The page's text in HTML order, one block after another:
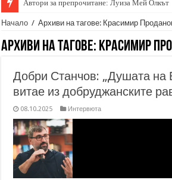
Автори за препрочитане: Луиза Мей Олкът
Кирил Кадийски: „Плачът на големия поет
Начало / Архиви на тагове: Красимир
Архиви на тагове: Красимир
Добри Станчов: „Душата на
витае из добруджанските
08.10.2025 Интервюта